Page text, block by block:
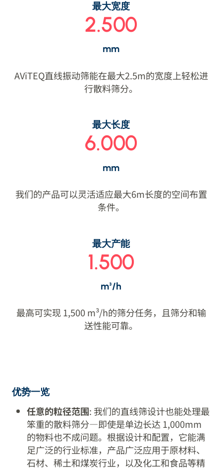
最大宽度
2.500
mm
AViTEQ直线振动筛能在最大2.5m的宽度上轻松进
行散料筛分。
最大长度
6.000
mm
我们的产品可以灵活适应最大6m长度的空间布置
条件。
最大产能
1.500
m³/h
最高可实现 1,500 m³/h的筛分任务，且筛分和输
送性能可靠。
优势一览
任意的粒径范围: 我们的直线筛设计也能处理最
笨重的散料筛分—即使是单边长达 1,000mm
的物料也不成问题。根据设计和配置，它能满
足广泛的行业标准，产品广泛应用于原材料、
石材、稀土和煤炭行业，以及化工和食品等精